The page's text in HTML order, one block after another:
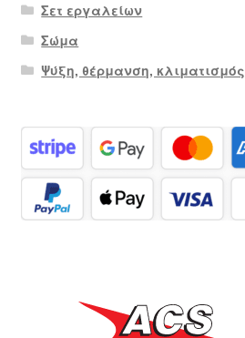
Σετ εργαλείων
Σώμα
Ψύξη, θέρμανση, κλιματισμός